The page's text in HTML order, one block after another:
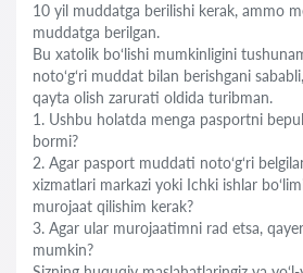
10 yil muddatga berilishi kerak, ammo
muddatga berilgan.
Bu xatolik bo‘lishi mumkinligini
noto‘g‘ri muddat bilan berishgani
qayta olish zarurati oldida turibman.
1. Ushbu holatda menga pasportni
bormi?
2. Agar pasport muddati noto‘g‘ri
xizmatlari markazi yoki Ichki ishlar
murojaat qilishim kerak?
3. Agar ular murojaatimni rad etsa,
mumkin?